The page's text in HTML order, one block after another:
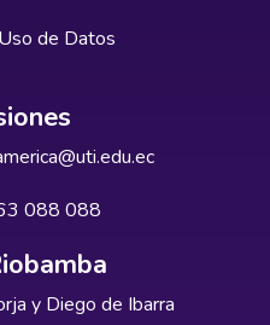
de Datos
088 088
y Diego de Ibarra